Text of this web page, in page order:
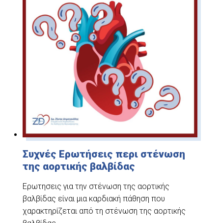
Συχνές Ερωτήσεις περι στένωση
της αορτικής βαλβίδας
Ερωτησεις για την στένωση της αορτικής
βαλβίδας είναι μια καρδιακή πάθηση που
χαρακτηρίζεται από τη στένωση της αορτικής